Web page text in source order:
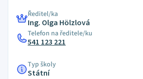
Ředitel/ka
Ing. Olga Hölzlová
Telefon na ředitele/ku
541 123 221
Typ školy
Státní